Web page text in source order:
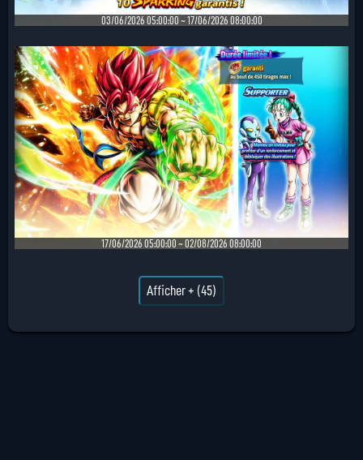
03/06/2026 05:00:00 ~ 17/06/2026 08:00:00
17/06/2026 05:00:00 ~ 02/08/2026 08:00:00
Afficher + (45)